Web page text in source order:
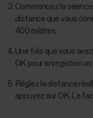
Commencez la
distance que vous
400 mètres.
Une fois que vous
OK pour enregistrer un
Réglez la distance
appuyez sur OK. Le